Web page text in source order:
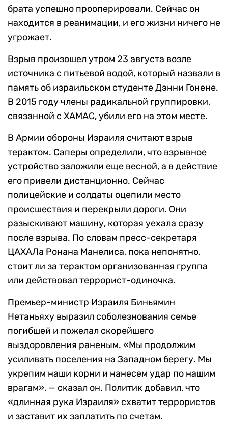
брата успешно прооперировали. Сейчас он
находится в реанимации, и его жизни ничего не
угрожает.
Взрыв произошел утром 23 августа возле
источника с питьевой водой, который назвали в
память об израильском студенте Дэнни Гонене.
В 2015 году члены радикальной группировки,
связанной с ХАМАС, убили его на этом месте.
В Армии обороны Израиля считают взрыв
терактом. Саперы определили, что взрывное
устройство заложили еще весной, а в действие
его привели дистанционно. Сейчас
полицейские и солдаты оцепили место
происшествия и перекрыли дороги. Они
разыскивают машину, которая уехала сразу
после взрыва. По словам пресс-секретаря
ЦАХАЛа Ронана Манелиса, пока непонятно,
стоит ли за терактом организованная группа
или действовал террорист-одиночка.
Премьер-министр Израиля Биньямин
Нетаньяху выразил соболезнования семье
погибшей и пожелал скорейшего
выздоровления раненым. «Мы продолжим
усиливать поселения на Западном берегу. Мы
укрепим наши корни и нанесем удар по нашим
врагам», — сказал он. Политик добавил, что
«длинная рука Израиля» схватит террористов
и заставит их заплатить по счетам.